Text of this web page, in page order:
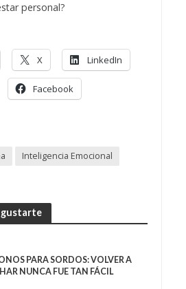
personal?
X LinkedIn
Facebook
Inteligencia Emocional
gustarte
PARA SORDOS: VOLVER A
NUNCA FUE TAN FÁCIL